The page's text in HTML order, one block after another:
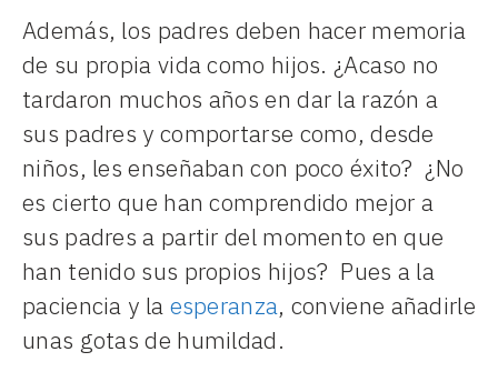
Además, los padres deben hacer memoria
de su propia vida como hijos. ¿Acaso no
tardaron muchos años en dar la razón a
sus padres y comportarse como, desde
niños, les enseñaban con poco éxito? ¿No
es cierto que han comprendido mejor a
sus padres a partir del momento en que
han tenido sus propios hijos? Pues a la
paciencia y la esperanza, conviene añadirle
unas gotas de humildad.